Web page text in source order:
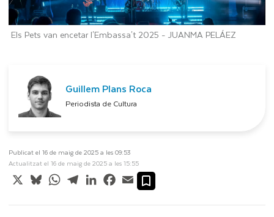
Els Pets van encetar l'Embassa't 2025 - JUANMA PELÁEZ
Guillem Plans Roca
Periodista de Cultura
Publicat el 16 de maig de 2025 a les 09:53
Actualitzat el 16 de maig de 2025 a les 15:55
X BlueskyWhatsApp
TelegramLinkedInFacebook
Email